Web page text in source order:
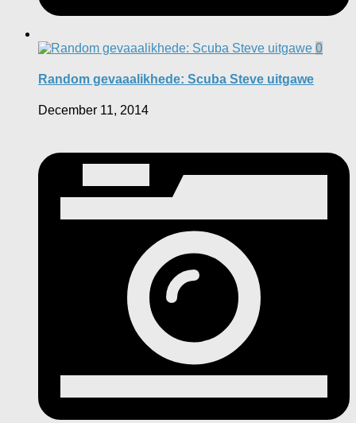
0
Random gevaaalikhede: Scuba Steve uitgawe
December 11, 2014